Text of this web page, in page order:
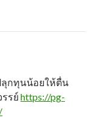
ลุกทุนน้อยให้ตื่น
รย์ https://pg-